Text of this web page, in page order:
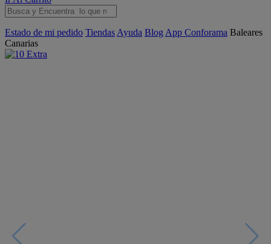
Estado de mi pedido Tiendas Ayuda Blog App Conforama Baleares
Canarias